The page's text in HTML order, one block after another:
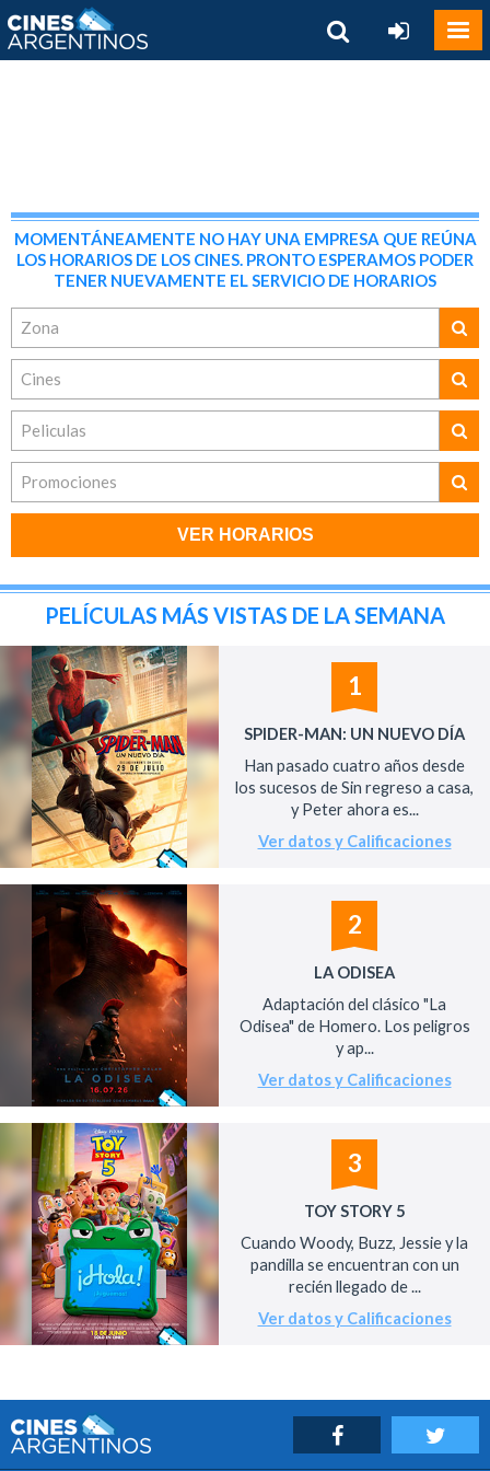
MOMENTÁNEAMENTE NO HAY UNA EMPRESA QUE REÚNA
LOS HORARIOS DE LOS CINES. PRONTO ESPERAMOS PODER
TENER NUEVAMENTE EL SERVICIO DE HORARIOS
Zona
Cines
Peliculas
Promociones
VER HORARIOS
PELÍCULAS MÁS VISTAS DE LA SEMANA
1
SPIDER-MAN: UN NUEVO DÍA
Han pasado cuatro años desde
los sucesos de Sin regreso a casa,
y Peter ahora es...
Ver datos y Calificaciones
2
LA ODISEA
Adaptación del clásico "La
Odisea" de Homero. Los peligros
y ap...
Ver datos y Calificaciones
3
TOY STORY 5
Cuando Woody, Buzz, Jessie y la
pandilla se encuentran con un
recién llegado de ...
Ver datos y Calificaciones